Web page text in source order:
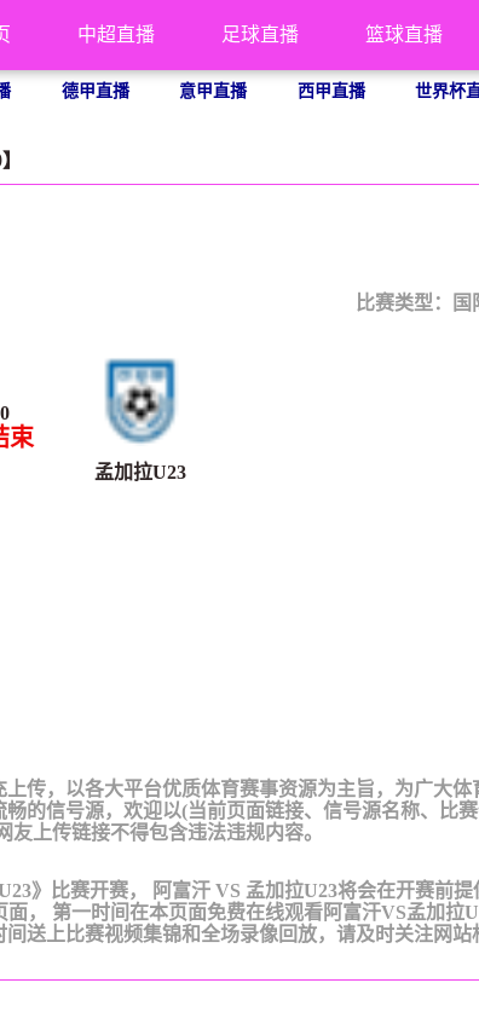
中超直播 足球直播 篮球直播
德甲直播 意甲直播 西甲直播 世界杯
比赛类型： 国
0
束
孟加拉U23
传，以各大平台优质体育赛事资源为主旨，为广大体
的信号源，欢迎以(当前页面链接、信号源名称、比
上传链接不得包含违法违规内容。
》比赛开赛， 阿富汗 VS 孟加拉U23将会在开赛前提
， 第一时间在本页面免费在线观看阿富汗VS孟加拉
送上比赛视频集锦和全场录像回放，请及时关注网站